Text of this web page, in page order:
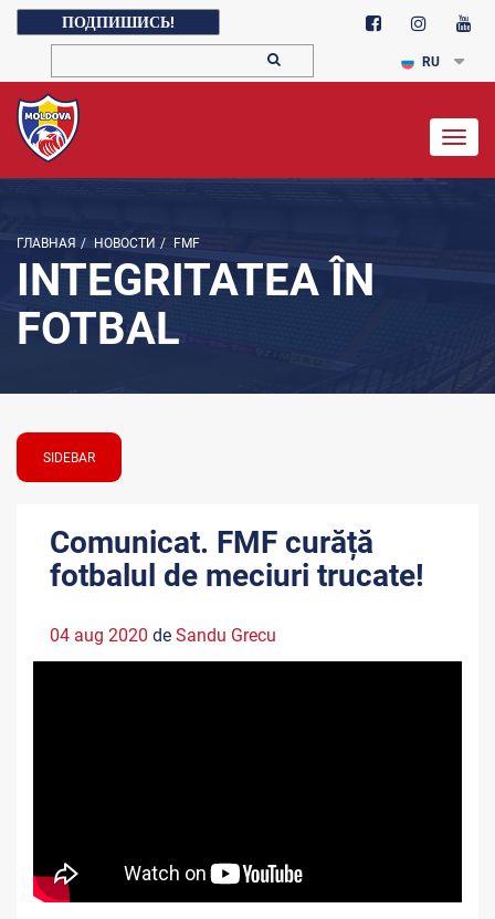
ПОДПИШИСЬ!
RU
ГЛАВНАЯ / НОВОСТИ / FMF
INTEGRITATEA ÎN
FOTBAL
SIDEBAR
Comunicat. FMF curăță
fotbalul de meciuri trucate!
04 aug 2020 de Sandu Grecu